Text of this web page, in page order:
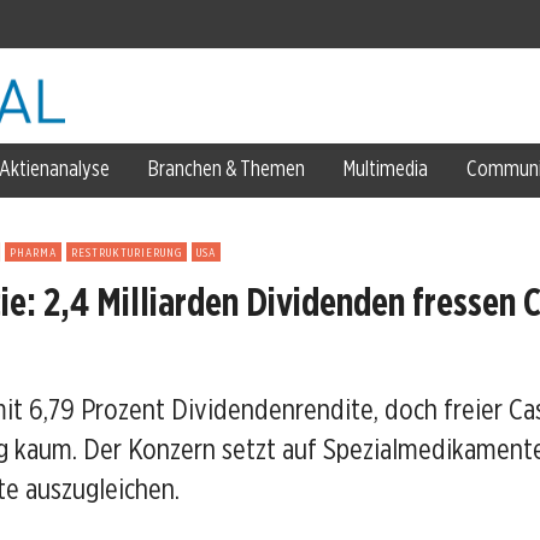
Aktienanalyse Branchen & Themen Multimedia
PHARMA RESTRUKTURIERUNG USA
2,4 Milliarden Dividenden fressen
6,79 Prozent Dividendenrendite, doch freier
kaum. Der Konzern setzt auf
auszugleichen.